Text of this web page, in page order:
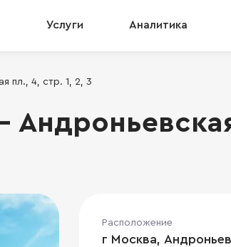
Услуги Аналитика
пл., 4, стр. 1, 2, 3
Расположение
г Москва,